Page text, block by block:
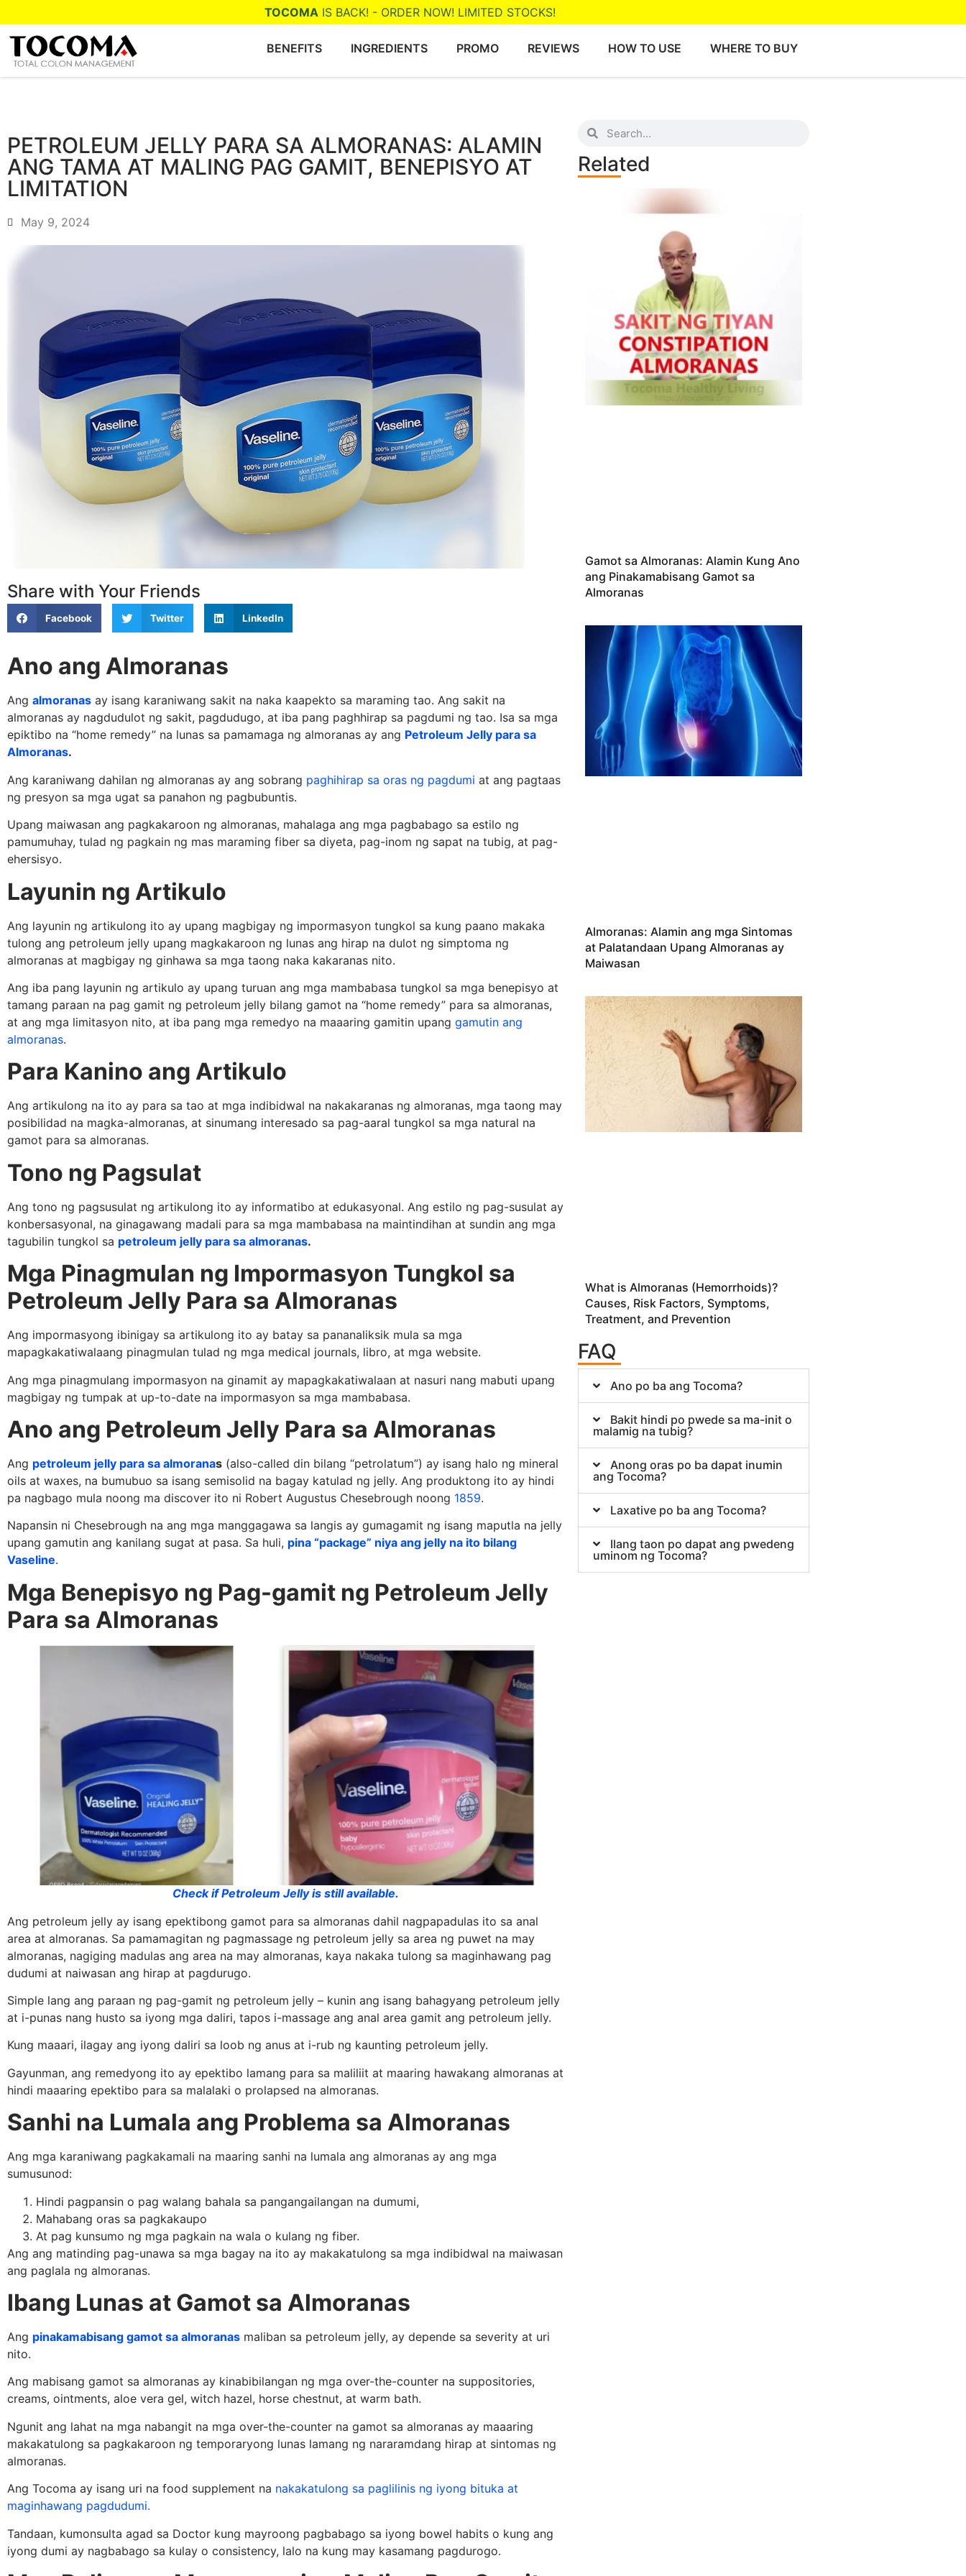
TOCOMAIS BACK! - ORDER NOW! LIMITED STOCKS!
BENEFITS INGREDIENTS PROMO REVIEWS HOW TO USE WHERE TO BUY
PETROLEUM JELLY PARA SA ALMORANAS: ALAMIN
ANG TAMA AT MALING PAG GAMIT, BENEPISYO AT
LIMITATION
May 9, 2024
Share with Your Friends
Facebook Twitter LinkedIn
Ano ang Almoranas
Ang almoranas ay isang karaniwang sakit na naka kaapekto sa maraming tao. Ang sakit na
almoranas ay nagdudulot ng sakit, pagdudugo, at iba pang paghhirap sa pagdumi ng tao. Isa sa mga
epiktibo na “home remedy” na lunas sa pamamaga ng almoranas ay ang Petroleum Jelly para sa
Almoranas.
Ang karaniwang dahilan ng almoranas ay ang sobrang paghihirap sa oras ng pagdumi at ang pagtaas
ng presyon sa mga ugat sa panahon ng pagbubuntis.
Upang maiwasan ang pagkakaroon ng almoranas, mahalaga ang mga pagbabago sa estilo ng
pamumuhay, tulad ng pagkain ng mas maraming fiber sa diyeta, pag-inom ng sapat na tubig, at pag-
ehersisyo.
Layunin ng Artikulo
Ang layunin ng artikulong ito ay upang magbigay ng impormasyon tungkol sa kung paano makaka
tulong ang petroleum jelly upang magkakaroon ng lunas ang hirap na dulot ng simptoma ng
almoranas at magbigay ng ginhawa sa mga taong naka kakaranas nito.
Ang iba pang layunin ng artikulo ay upang turuan ang mga mambabasa tungkol sa mga benepisyo at
tamang paraan na pag gamit ng petroleum jelly bilang gamot na “home remedy” para sa almoranas,
at ang mga limitasyon nito, at iba pang mga remedyo na maaaring gamitin upang gamutin ang
almoranas.
Para Kanino ang Artikulo
Ang artikulong na ito ay para sa tao at mga indibidwal na nakakaranas ng almoranas, mga taong may
posibilidad na magka-almoranas, at sinumang interesado sa pag-aaral tungkol sa mga natural na
gamot para sa almoranas.
Tono ng Pagsulat
Ang tono ng pagsusulat ng artikulong ito ay informatibo at edukasyonal. Ang estilo ng pag-susulat ay
konbersasyonal, na ginagawang madali para sa mga mambabasa na maintindihan at sundin ang mga
tagubilin tungkol sa petroleum jelly para sa almoranas.
Mga Pinagmulan ng Impormasyon Tungkol sa
Petroleum Jelly Para sa Almoranas
Ang impormasyong ibinigay sa artikulong ito ay batay sa pananaliksik mula sa mga
mapagkakatiwalaang pinagmulan tulad ng mga medical journals, libro, at mga website.
Ang mga pinagmulang impormasyon na ginamit ay mapagkakatiwalaan at nasuri nang mabuti upang
magbigay ng tumpak at up-to-date na impormasyon sa mga mambabasa.
Ano ang Petroleum Jelly Para sa Almoranas
Ang petroleum jelly para sa almoranas (also-called din bilang “petrolatum”) ay isang halo ng mineral
oils at waxes, na bumubuo sa isang semisolid na bagay katulad ng jelly. Ang produktong ito ay hindi
pa nagbago mula noong ma discover ito ni Robert Augustus Chesebrough noong 1859.
Napansin ni Chesebrough na ang mga manggagawa sa langis ay gumagamit ng isang maputla na jelly
upang gamutin ang kanilang sugat at pasa. Sa huli, pina “package” niya ang jelly na ito bilang
Vaseline.
Mga Benepisyo ng Pag-gamit ng Petroleum Jelly
Para sa Almoranas
Check if Petroleum Jelly is still available.
Ang petroleum jelly ay isang epektibong gamot para sa almoranas dahil nagpapadulas ito sa anal
area at almoranas. Sa pamamagitan ng pagmassage ng petroleum jelly sa area ng puwet na may
almoranas, nagiging madulas ang area na may almoranas, kaya nakaka tulong sa maginhawang pag
dudumi at naiwasan ang hirap at pagdurugo.
Simple lang ang paraan ng pag-gamit ng petroleum jelly – kunin ang isang bahagyang petroleum jelly
at i-punas nang husto sa iyong mga daliri, tapos i-massage ang anal area gamit ang petroleum jelly.
Kung maaari, ilagay ang iyong daliri sa loob ng anus at i-rub ng kaunting petroleum jelly.
Gayunman, ang remedyong ito ay epektibo lamang para sa maliliit at maaring hawakang almoranas at
hindi maaaring epektibo para sa malalaki o prolapsed na almoranas.
Sanhi na Lumala ang Problema sa Almoranas
Ang mga karaniwang pagkakamali na maaring sanhi na lumala ang almoranas ay ang mga
sumusunod:
Hindi pagpansin o pag walang bahala sa pangangailangan na dumumi,
Mahabang oras sa pagkakaupo
At pag kunsumo ng mga pagkain na wala o kulang ng fiber.
Ang ang matinding pag-unawa sa mga bagay na ito ay makakatulong sa mga indibidwal na maiwasan
ang paglala ng almoranas.
Ibang Lunas at Gamot sa Almoranas
Ang pinakamabisang gamot sa almoranas maliban sa petroleum jelly, ay depende sa severity at uri
nito.
Ang mabisang gamot sa almoranas ay kinabibilangan ng mga over-the-counter na suppositories,
creams, ointments, aloe vera gel, witch hazel, horse chestnut, at warm bath.
Ngunit ang lahat na mga nabangit na mga over-the-counter na gamot sa almoranas ay maaaring
makakatulong sa pagkakaroon ng temporaryong lunas lamang ng nararamdang hirap at sintomas ng
almoranas.
Ang Tocoma ay isang uri na food supplement na nakakatulong sa paglilinis ng iyong bituka at
maginhawang pagdudumi.
Tandaan, kumonsulta agad sa Doctor kung mayroong pagbabago sa iyong bowel habits o kung ang
iyong dumi ay nagbabago sa kulay o consistency, lalo na kung may kasamang pagdurogo.
Related
Gamot sa Almoranas: Alamin Kung Ano
ang Pinakamabisang Gamot sa
Almoranas
Almoranas: Alamin ang mga Sintomas
at Palatandaan Upang Almoranas ay
Maiwasan
What is Almoranas (Hemorrhoids)?
Causes, Risk Factors, Symptoms,
Treatment, and Prevention
FAQ
Ano po ba ang Tocoma?
Bakit hindi po pwede sa ma-init o
malamig na tubig?
Anong oras po ba dapat inumin
ang Tocoma?
Laxative po ba ang Tocoma?
Ilang taon po dapat ang pwedeng
uminom ng Tocoma?